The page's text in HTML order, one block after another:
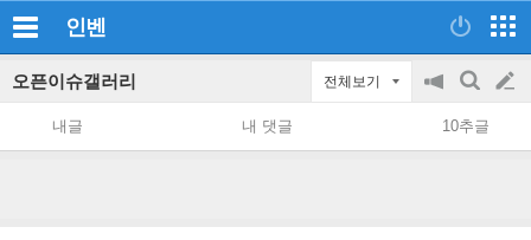
인벤
오픈이슈갤러리 전체보기
공
지
on/off
검
색
글
쓰
내글 내 댓글 10추글